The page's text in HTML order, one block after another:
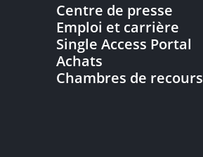
Centre de presse
Emploi et carrière
Single Access Portal
Achats
Chambres de recours